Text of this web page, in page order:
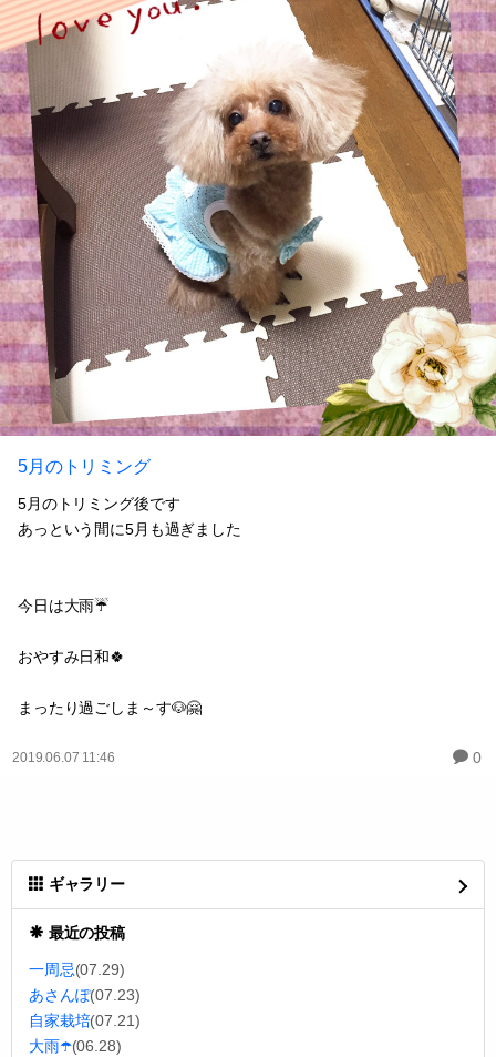
5月のトリミング
5月のトリミング後です
あっという間に5月も過ぎました
今日は大雨☔️
おやすみ日和🍀
まったり過ごしま～す🐶🤗
2019.06.07 11:46 0
ギャラリー
最近の投稿
一周忌(07.29)
あさんぽ(07.23)
自家栽培(07.21)
大雨☂️(06.28)